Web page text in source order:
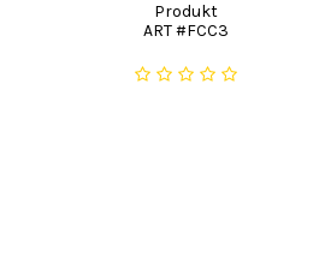
Produkt
ART #FCC3